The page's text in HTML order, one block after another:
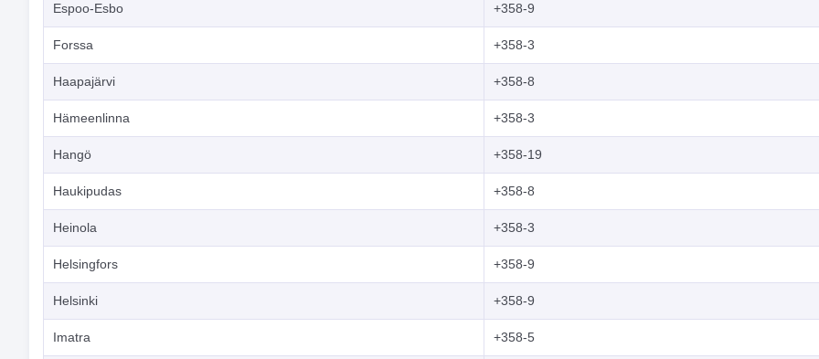
Espoo-Esbo +358-9
Forssa +358-3
Haapajärvi +358-8
Hämeenlinna +358-3
Hangö +358-19
Haukipudas +358-8
Heinola +358-3
Helsingfors +358-9
Helsinki +358-9
Imatra +358-5